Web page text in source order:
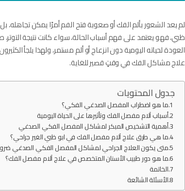
لم يعد الشعور بألم الفك أو صعوبة فتح الفم أمرًا يمكن
ظبي، فهو يعتمد على فهم أسباب الحالة، سواء كانت نتيجة
العودة لحياته اليومية دون انزعاج أو ألم مستمر، ولهذا يلجأ
علاج مشاكل الفك في وقتٍ قصير للغاية.
جدول المحتويات
ما هو اضطراب المفصل الصدغي الفكي؟
أسباب آلام مفصل الفك وتأثيرها على الحياة اليومية
أهمية التشخيص المبكر لمشاكل المفصل الفكي الصدغي
ما هي طرق علاج آلام مفصل الفك في ابو ظبي الغير جراحي؟
متى يكون العلاج الجراحي لمشاكل المفصل الفكي الصدغي
ما هو دور طبيب الأسنان المتخصص في علاج آلام مفصل الفك؟
الخاتمة
الأسئلة الشائعة